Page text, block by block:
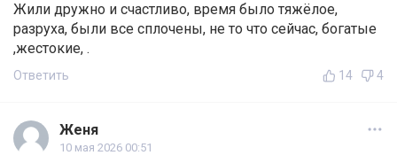
Жили дружно и счастливо, время было тяжёлое,
разруха, были все сплочены, не то что сейчас, богатые
,жестокие, .
Ответить 14 4
Женя
10 мая 2026 00:51